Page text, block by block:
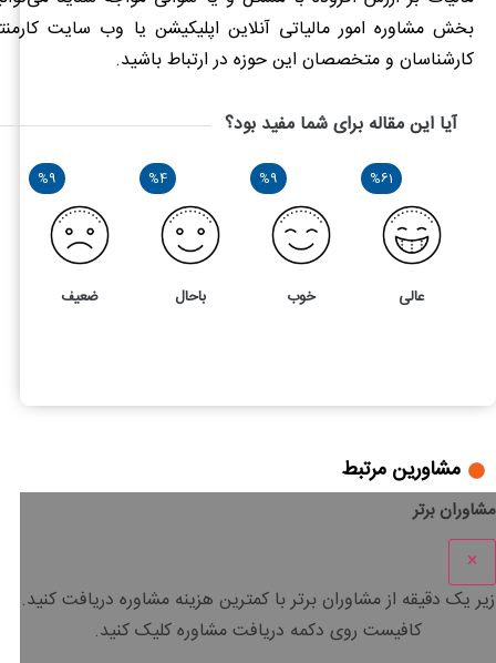
بخش مشاوره امور مالیاتی آنلاین اپلیکیشن یا وب سایت
کارشناسان و متخصصان این حوزه در ارتباط باشید.
آیا این مقاله برای شما مفید بود؟
%61
عالی
%9
خوب
%4
باحال
%9
ضعیف
مشاورین مرتبط
مشاوران برتر
×
زیر یک دقیقه از مشاوران برتر باکمترین هزینه مشاوره دریافت کنید.
کافیست روی دکمه دریافت مشاوره کلیک کنید.